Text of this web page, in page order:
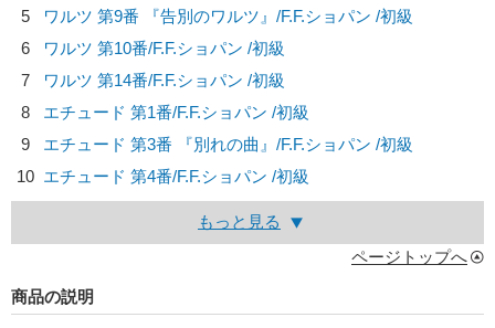
5
ワルツ 第9番 『告別のワルツ』/F.F.ショパン /初級
6
ワルツ 第10番/F.F.ショパン /初級
7
ワルツ 第14番/F.F.ショパン /初級
8
エチュード 第1番/F.F.ショパン /初級
9
エチュード 第3番 『別れの曲』/F.F.ショパン /初級
10 エチュード 第4番/F.F.ショパン /初級
もっと見る
ページトップへ
商品の説明